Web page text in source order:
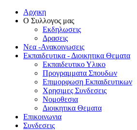
Αρχικη
Ο Συλλογος μας
Εκδηλωσεις
Δρασεις
Νεα -Ανακοινωσεις
Εκπαιδευτικα - Διοικητικα Θεματα
Εκπαιδευτικο Υλικο
Προγραμματα Σπουδων
Επιμορφωση Εκπαιδευτικων
Χρησιμες Συνδεσεις
Νομοθεσια
Διοικητικα Θεματα
Επικοινωνια
Συνδεσεις